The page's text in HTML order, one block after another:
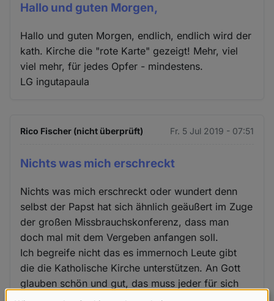
Hallo und guten Morgen,
Hallo und guten Morgen, endlich, endlich wird der
kath. Kirche die "rote Karte" gezeigt! Mehr, viel
viel mehr, für jedes Opfer - mindestens.
LG ingutapaula
Rico Fischer (nicht überprüft) Fr. 5 Jul 2019 - 07:51
Nichts was mich erschreckt
Nichts was mich erschreckt oder wundert denn
selbst der Papst hat sich ähnlich geäußert im Zuge
der großen Missbrauchskonferenz, dass man
doch mal mit dem Vergeben anfangen soll.
Ich begreife nicht das es immernoch Leute gibt
die die Katholische Kirche unterstützen. An Gott
glauben schön und gut, das muss jeder für sich
selbst wissen. Aber das kann man auch für sich